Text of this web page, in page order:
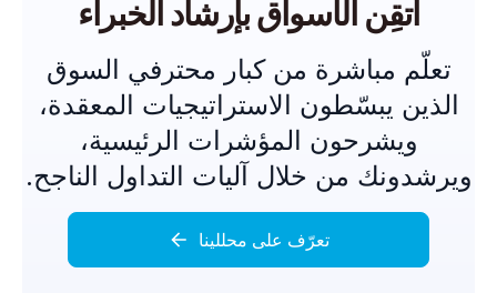
أتقِن الأسواق بإرشاد الخبراء
تعلّم مباشرة من كبار محترفي السوق
الذين يبسّطون الاستراتيجيات المعقدة،
ويشرحون المؤشرات الرئيسية،
ويرشدونك من خلال آليات التداول الناجح.
تعرّف على محللينا